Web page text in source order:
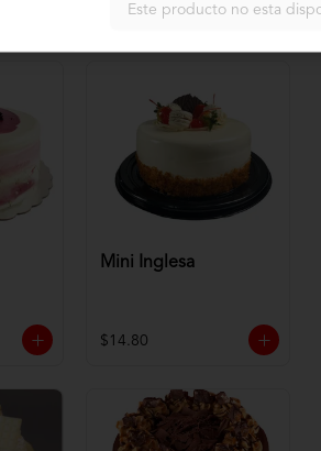
Mini Inglesa
$14.80
Este producto no esta